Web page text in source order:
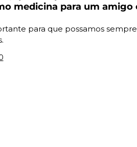
medicina para um amigo
para que possamos sempre